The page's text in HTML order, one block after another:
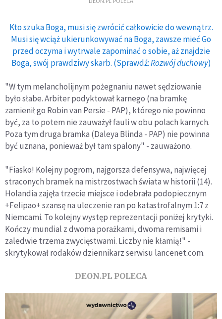
Kto szuka Boga, musi się zwrócić całkowicie do wewnątrz.
Musi się wciąż ukierunkowywać na Boga, zawsze mieć Go
przed oczyma i wytrwale zapominać o sobie, aż znajdzie
Boga, swój prawdziwy skarb. (Sprawdź:Rozwój duchowy)
"W tym melancholijnym pożegnaniu nawet sędziowanie
było słabe. Arbiter podyktował karnego (na bramkę
zamienił go Robin van Persie - PAP), którego nie powinno
być, za to potem nie zauważył fauli w obu polach karnych.
Poza tym druga bramka (Daleya Blinda - PAP) nie powinna
być uznana, ponieważ był tam spalony" - zauważono.
"Fiasko! Kolejny pogrom, najgorsza defensywa, najwięcej
straconych bramek na mistrzostwach świata w historii (14).
Holandia zajęła trzecie miejsce i odebrała podopiecznym
+Felipao+ szansę na uleczenie ran po katastrofalnym 1:7 z
Niemcami. To kolejny występ reprezentacji poniżej krytyki.
Kończy mundial z dwoma porażkami, dwoma remisami i
zaledwie trzema zwycięstwami. Liczby nie kłamią!" -
skrytykował rodaków dziennikarz serwisu lancenet.com.
DEON.PL POLECA